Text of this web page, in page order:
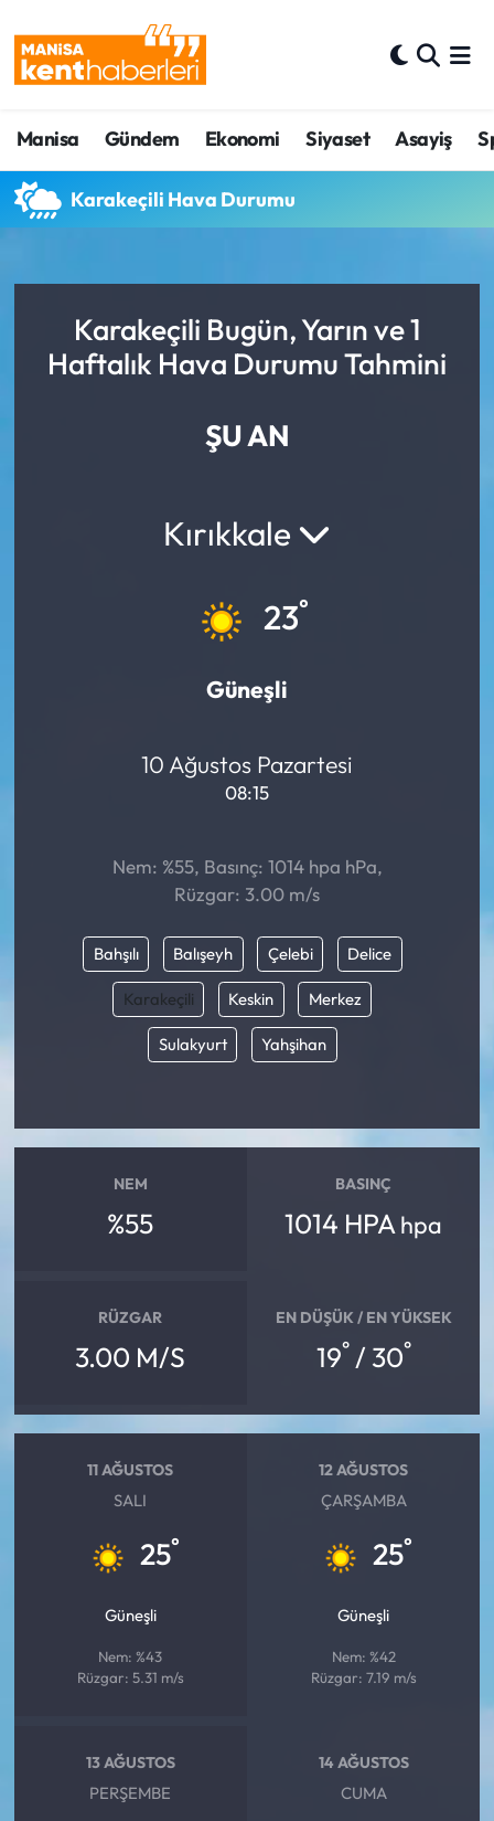
Manisa Gündem Ekonomi Siyaset Asayiş
Karakeçili Hava Durumu
Karakeçili Bugün, Yarın ve 1
Haftalık Hava Durumu Tahmini
ŞU AN
Kırıkkale
23°
Güneşli
10 Ağustos Pazartesi
08:15
Nem: %55, Basınç: 1014 hpa hPa,
Rüzgar: 3.00 m/s
Bahşılı Balışeyh Çelebi Delice
Karakeçili Keskin Merkez
Sulakyurt Yahşihan
NEM
%55
BASINÇ
1014 HPA hpa
RÜZGAR
3.00 M/S
EN DÜŞÜK / EN YÜKSEK
19°/ 30°
11 AĞUSTOS
SALI
25°
Güneşli
Nem: %43
Rüzgar: 5.31 m/s
12 AĞUSTOS
ÇARŞAMBA
25°
Güneşli
Nem: %42
Rüzgar: 7.19 m/s
13 AĞUSTOS
PERŞEMBE
14 AĞUSTOS
CUMA
Ahmetli Hava Durumu
Ahmetli Trafik Yoğunluk Haritası
Süper Lig Puan Durumu ve Fikstür
Haber Arşivi